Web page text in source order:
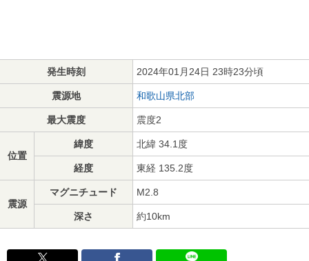
発生時刻 2024年01月24日 23時23分頃
震源地 和歌山県北部
最大震度 震度2
位置
緯度 北緯 34.1度
経度 東経 135.2度
震源
マグニチュード M2.8
深さ 約10km